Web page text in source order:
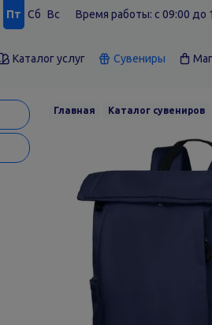
Пт Сб Вс Время работы: c 09:00 до
Каталог услуг Сувениры
Главная Каталог сувениров